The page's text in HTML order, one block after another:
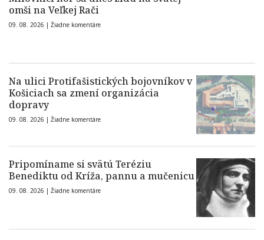
omši na Veľkej Rači
09. 08. 2026 | Žiadne komentáre
Na ulici Protifašistických bojovníkov v
Košiciach sa zmení organizácia
dopravy
09. 08. 2026 | Žiadne komentáre
Pripomíname si svätú Teréziu
Benediktu od Kríža, pannu a mučenicu
09. 08. 2026 | Žiadne komentáre